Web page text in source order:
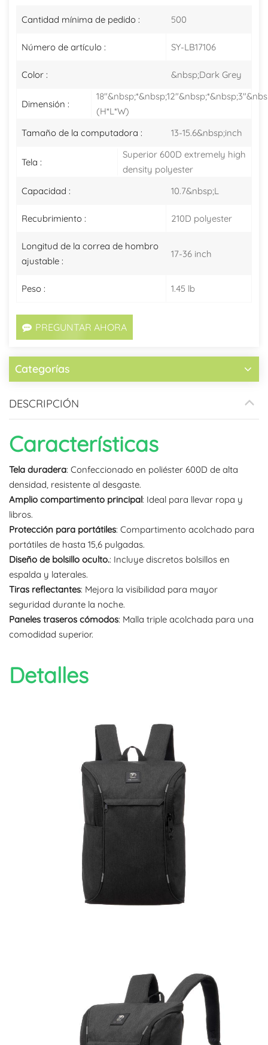
Cantidad mínima de pedido : 500
Número de artículo : SY-LB17106
Color : &nbsp;Dark Grey
Dimensión :
(H*L*W)
Tamaño de la computadora :
13-15.6&nbsp;inch
Tela :
Superior 600D extremely high
density polyester
Capacidad :
10.7&nbsp;L
Recubrimiento : 210D polyester
Longitud de la correa de hombro
ajustable :
17-36 inch
Peso : 1.45 lb
PREGUNTAR AHORA
Categorías
DESCRIPCIÓN
Características
Tela duradera: Confeccionado en poliéster 600D de alta
densidad, resistente al desgaste.
Amplio compartimento principal: Ideal para llevar ropa y
libros.
Protección para portátiles: Compartimento acolchado para
portátiles de hasta 15,6 pulgadas.
Diseño de bolsillo oculto.: Incluye discretos bolsillos en
espalda y laterales.
Tiras reflectantes: Mejora la visibilidad para mayor
seguridad durante la noche.
Paneles traseros cómodos: Malla triple acolchada para una
comodidad superior.
Detalles